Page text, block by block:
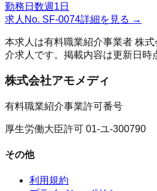
勤務日数週1日
求人No. SF-0074詳細を見る →
本求人は有料職業紹介事業者 株式
介求人です。掲載内容は更新日時
株式会社アモメディ
有料職業紹介事業許可番号
厚生労働大臣許可 01-ユ-300790
その他
利用規約